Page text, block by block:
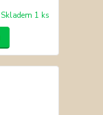
Skladem 1 ks